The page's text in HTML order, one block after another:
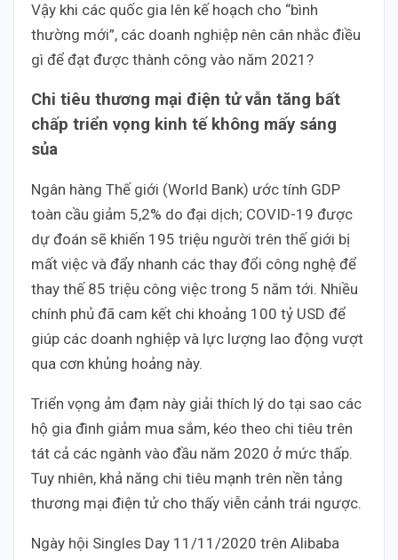
Vậy khi các quốc gia lên kế hoạch cho “bình
thường mới”, các doanh nghiệp nên cân nhắc điều
gì để đạt được thành công vào năm 2021?
Chi tiêu thương mại điện tử vẫn tăng bất
chấp triển vọng kinh tế không mấy sáng
sủa
Ngân hàng Thế giới (World Bank) ước tính GDP
toàn cầu giảm 5,2% do đại dịch; COVID-19 được
dự đoán sẽ khiến 195 triệu người trên thế giới bị
mất việc và đẩy nhanh các thay đổi công nghệ để
thay thế 85 triệu công việc trong 5 năm tới. Nhiều
chính phủ đã cam kết chi khoảng 100 tỷ USD để
giúp các doanh nghiệp và lực lượng lao động vượt
qua cơn khủng hoảng này.
Triển vọng ảm đạm này giải thích lý do tại sao các
hộ gia đình giảm mua sắm, kéo theo chi tiêu trên
tát cả các ngành vào đầu năm 2020 ở mức thấp.
Tuy nhiên, khả năng chi tiêu mạnh trên nền tảng
thương mại điện tử cho thấy viễn cảnh trái ngược.
Ngày hội Singles Day 11/11/2020 trên Alibaba